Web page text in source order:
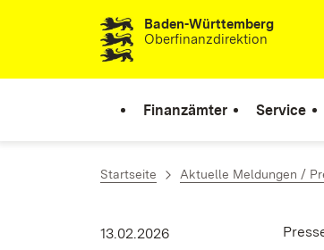
Zum Inhalt springenBaden-Württemberg
Oberfinanzdirektion
Finanzämter Service
Startseite Aktuelle Meldungen /
13.02.2026